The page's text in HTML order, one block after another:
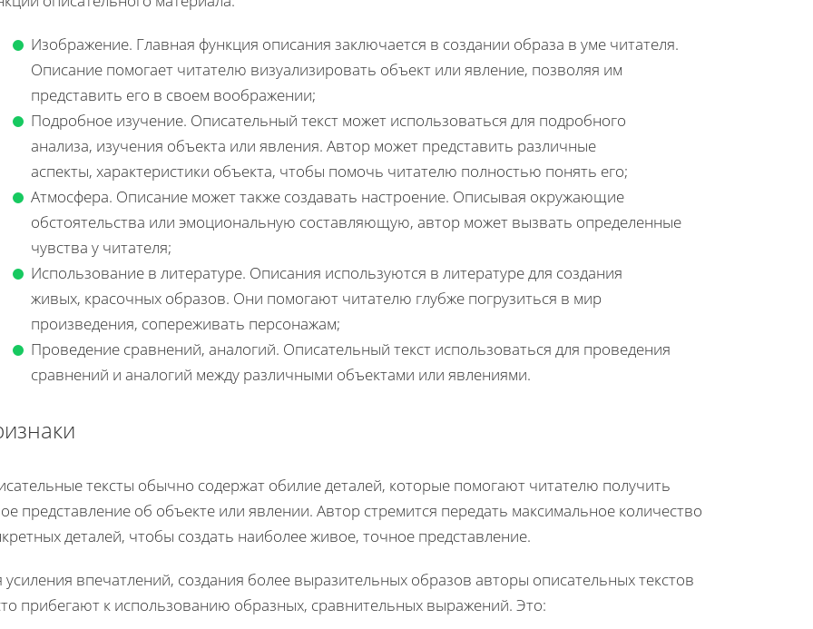
Изображение. Главная функция описания заключается в создании образа в уме читателя.
Описание помогает читателю визуализировать объект или явление, позволяя им
представить его в своем воображении;
Подробное изучение. Описательный текст может использоваться для подробного
анализа, изучения объекта или явления. Автор может представить различные
аспекты, характеристики объекта, чтобы помочь читателю полностью понять его;
Атмосфера. Описание может также создавать настроение. Описывая окружающие
обстоятельства или эмоциональную составляющую, автор может вызвать определенные
чувства у читателя;
Использование в литературе. Описания используются в литературе для создания
живых, красочных образов. Они помогают читателю глубже погрузиться в мир
произведения, сопереживать персонажам;
Проведение сравнений, аналогий. Описательный текст использоваться для проведения
сравнений и аналогий между различными объектами или явлениями.
тексты обычно содержат обилие деталей, которые помогают читателю получить
представление об объекте или явлении. Автор стремится передать максимальное количество
деталей, чтобы создать наиболее живое, точное представление.
усиления впечатлений, создания более выразительных образов авторы описательных текстов
прибегают к использованию образных, сравнительных выражений. Это: